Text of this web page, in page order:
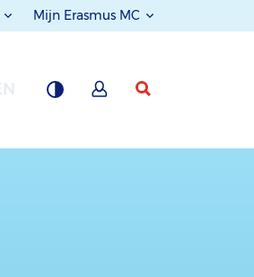
Mijn Erasmus MC